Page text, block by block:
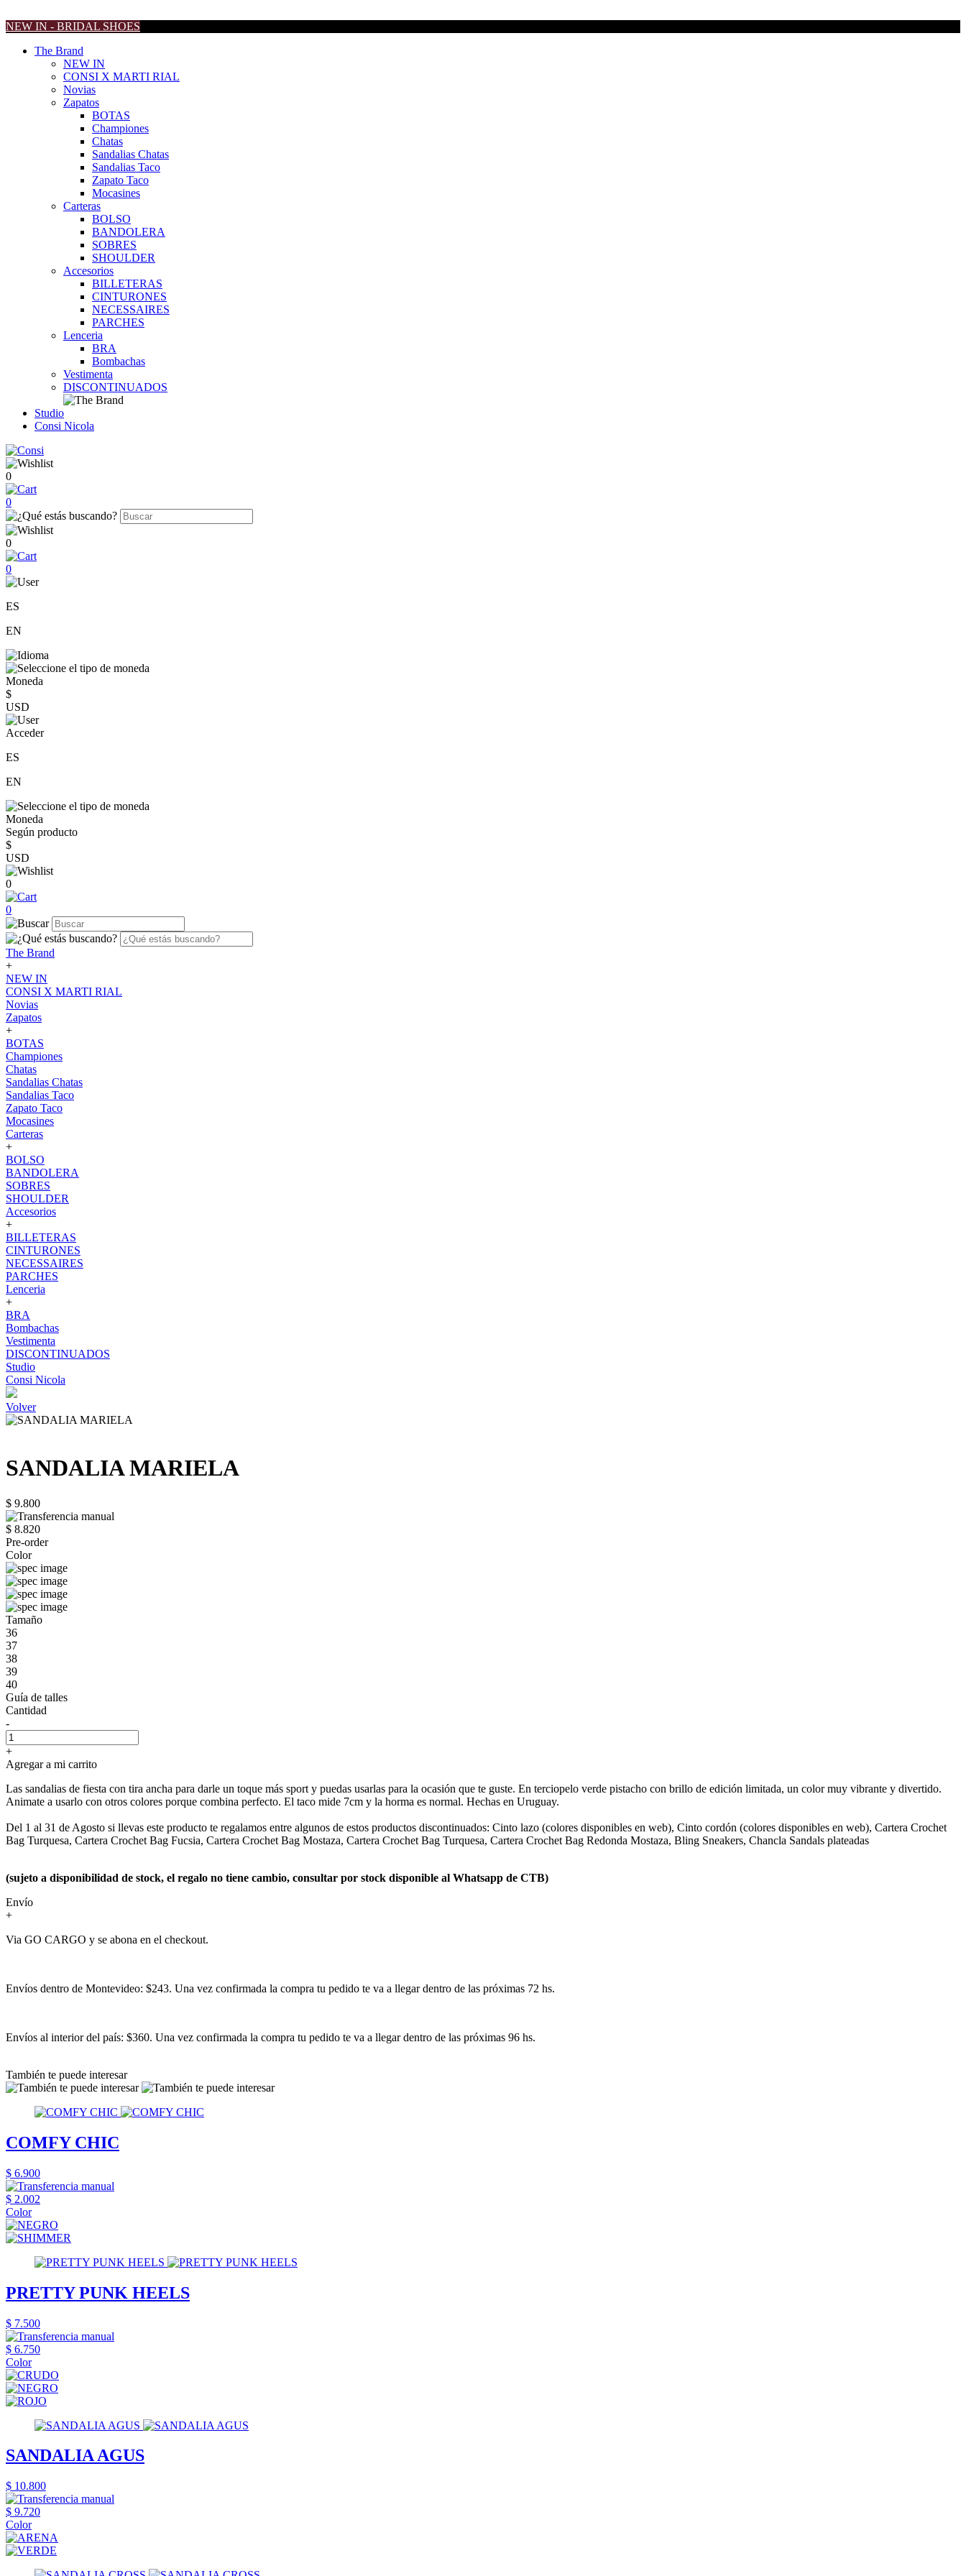
NEW IN - BRIDAL SHOES
The Brand
NEW IN
CONSI X MARTI RIAL
Novias
Zapatos
BOTAS
Championes
Chatas
Sandalias Chatas
Sandalias Taco
Zapato Taco
Mocasines
Carteras
BOLSO
BANDOLERA
SOBRES
SHOULDER
Accesorios
BILLETERAS
CINTURONES
NECESSAIRES
PARCHES
Lenceria
BRA
Bombachas
Vestimenta
DISCONTINUADOS
Studio
Consi Nicola
0
0
0
0
ES
EN
Moneda
$
USD
Acceder
ES
EN
Moneda
Según producto
$
USD
0
0
The Brand
+
NEW IN
CONSI X MARTI RIAL
Novias
Zapatos
+
BOTAS
Championes
Chatas
Sandalias Chatas
Sandalias Taco
Zapato Taco
Mocasines
Carteras
+
BOLSO
BANDOLERA
SOBRES
SHOULDER
Accesorios
+
BILLETERAS
CINTURONES
NECESSAIRES
PARCHES
Lenceria
+
BRA
Bombachas
Vestimenta
DISCONTINUADOS
Studio
Consi Nicola
Volver
SANDALIA MARIELA
$ 9.800
$ 8.820
Pre-order
Color
Tamaño
36
37
38
39
40
Guía de talles
Cantidad
-
+
Agregar a mi carrito
Las sandalias de fiesta con tira ancha para darle un toque más sport y puedas usarlas para la ocasión que te guste. En terciopelo verde pistacho con brillo de edición limitada, un color muy vibrante y divertido.
Animate a usarlo con otros colores porque combina perfecto. El taco mide 7cm y la horma es normal. Hechas en Uruguay.
Del 1 al 31 de Agosto si llevas este producto te regalamos entre algunos de estos productos discontinuados: Cinto lazo (colores disponibles en web), Cinto cordón (colores disponibles en web), Cartera Crochet
Bag Turquesa, Cartera Crochet Bag Fucsia, Cartera Crochet Bag Mostaza, Cartera Crochet Bag Turquesa, Cartera Crochet Bag Redonda Mostaza, Bling Sneakers, Chancla Sandals plateadas
(sujeto a disponibilidad de stock, el regalo no tiene cambio, consultar por stock disponible al Whatsapp de CTB)
Envío
+
Via GO CARGO y se abona en el checkout.
Envíos dentro de Montevideo: $243. Una vez confirmada la compra tu pedido te va a llegar dentro de las próximas 72 hs.
Envíos al interior del país: $360. Una vez confirmada la compra tu pedido te va a llegar dentro de las próximas 96 hs.
También te puede interesar
COMFY CHIC
$ 6.900
$ 2.002
Color
PRETTY PUNK HEELS
$ 7.500
$ 6.750
Color
SANDALIA AGUS
$ 10.800
$ 9.720
Color